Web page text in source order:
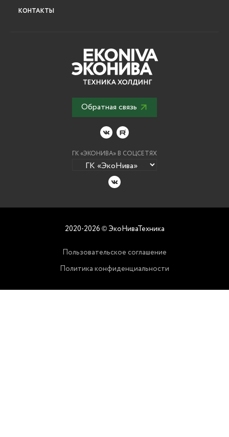
КОНТАКТЫ
Обратная связь
ГК «ЭКОНИВА» В СОЦСЕТЯХ
2020-2026 ©ЭкоНиваТехника
Пользовательское соглашение
Политика конфиденциальности